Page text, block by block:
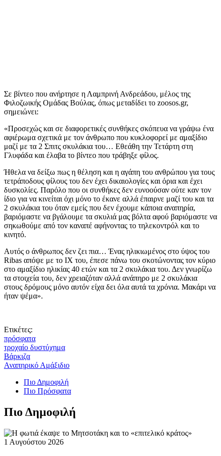
Σε βίντεο που ανήρτησε η Λαμπρινή Ανδρεάδου, μέλος της
Φιλοζωικής Ομάδας Βούλας, όπως μεταδίδει το zoosos.gr,
σημειώνει:
«Προσεχώς και σε διαφορετικές συνθήκες σκόπευα να γράψω ένα
αφιέρωμα σχετικά με τον άνθρωπο που κυκλοφορεί με αμαξίδιο
μαζί με τα 2 Σπιτς σκυλάκια του… Εθεάθη την Τετάρτη στη
Γλυφάδα και έλαβα το βίντεο που τράβηξε φίλος.
Ήθελα να δείξω πως η θέληση και η αγάπη του ανθρώπου για τους
τετράποδους φίλους του δεν έχει δικαιολογίες και όρια και έχει
δυσκολίες. Παρόλο που οι συνθήκες δεν ευνοούσαν ούτε καν τον
ίδιο για να κινείται όχι μόνο το έκανε αλλά έπαιρνε μαζί του και τα
2 σκυλάκια του όταν εμείς που δεν έχουμε κάποια αναπηρία,
βαριόμαστε να βγάλουμε τα σκυλιά μας βόλτα αφού βαριόμαστε να
σηκωθούμε από τον καναπέ αφήνοντας το τηλεκοντρόλ και το
κινητό.
Αυτός ο άνθρωπος δεν ζει πια… Ένας ηλικιωμένος στο ύψος του
Ribas απόψε με το ΙΧ του, έπεσε πάνω του σκοτώνοντας τον κύριο
στο αμαξίδιο ηλικίας 40 ετών και τα 2 σκυλάκια του. Δεν γνωρίζω
τα στοιχεία του, δεν χρειαζόταν αλλά ανάπηρο με 2 σκυλάκια
στους δρόμους μόνο αυτόν είχα δει όλα αυτά τα χρόνια. Μακάρι να
ήταν ψέμα».
Ετικέτες:
πρόσφατα
τροχαίο δυστύχημα
Βάρκιζα
Αναπηρικό Αμάξιδιο
Πιο Δημοφιλή
Πιο Πρόσφατα
Πιο Δημοφιλή
1 Αυγούστου 2026